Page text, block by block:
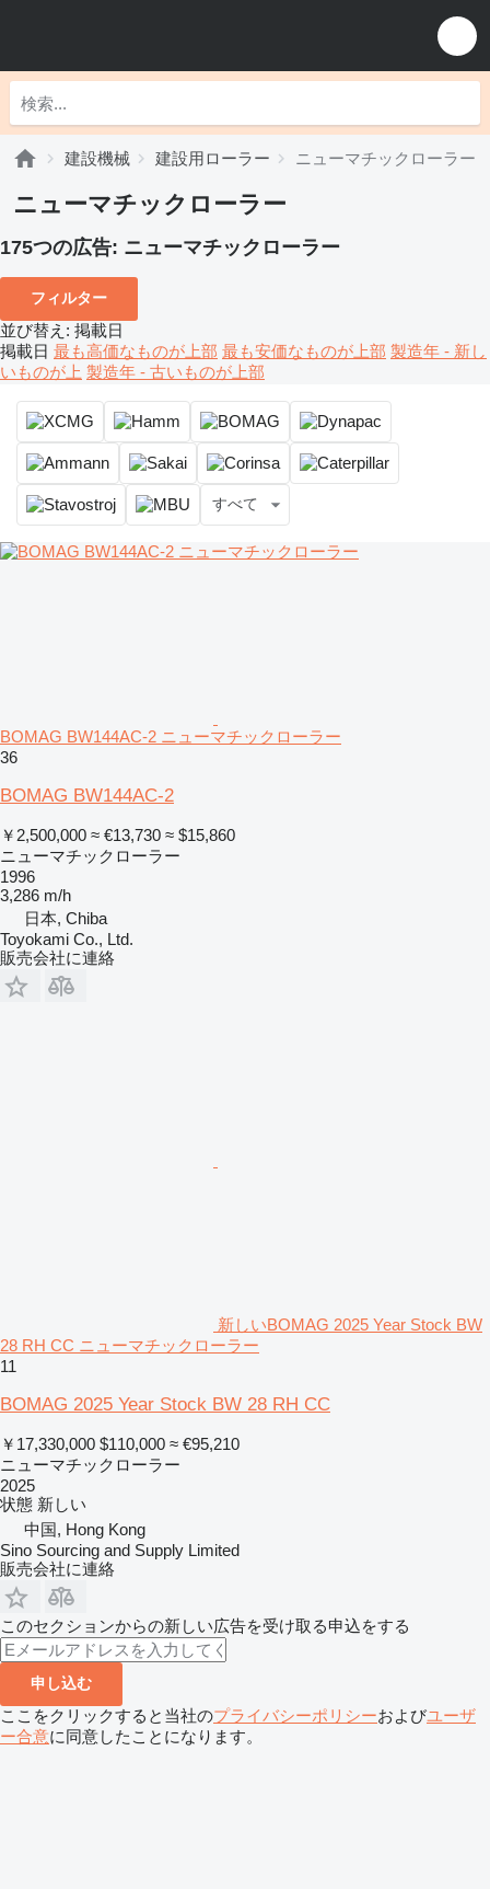
建設機械 建設用ローラー ニューマチックローラー
ニューマチックローラー
175つの広告: ニューマチックローラー
フィルター
並び替え : 掲載日
掲載日 最も高価なものが上部 最も安価なものが上部 製造年 - 新し
いものが上 製造年 - 古いものが上部
すべて
BOMAG BW144AC-2 ニューマチックローラー
36
BOMAG BW144AC-2
￥2,500,000 ≈ €13,730 ≈ $15,860
ニューマチックローラー
1996
3,286 m/h
日本, Chiba
Toyokami Co., Ltd.
販売会社に連絡
新しいBOMAG 2025 Year Stock BW
28 RH CC ニューマチックローラー
11
BOMAG 2025 Year Stock BW 28 RH CC
￥17,330,000 $110,000 ≈ €95,210
ニューマチックローラー
2025
状態 新しい
中国, Hong Kong
Sino Sourcing and Supply Limited
販売会社に連絡
このセクションからの新しい広告を受け取る申込をする
申し込む
ここをクリックすると当社のプライバシーポリシーおよびユーザ
ー合意に同意したことになります。